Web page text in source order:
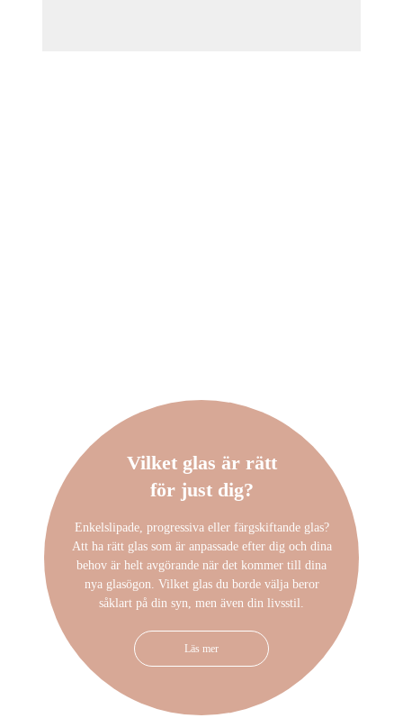
Vilket glas är rätt
för just dig?
Enkelslipade, progressiva eller färgskiftande glas?
Att ha rätt glas som är anpassade efter dig och dina
behov är helt avgörande när det kommer till dina
nya glasögon. Vilket glas du borde välja beror
såklart på din syn, men även din livsstil.
Läs mer